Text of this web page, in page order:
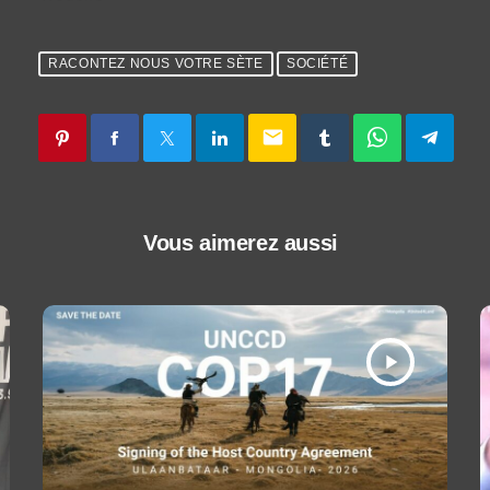
RACONTEZ NOUS VOTRE SÈTE SOCIÉTÉ
email
Vous aimerez aussi
play_arrow